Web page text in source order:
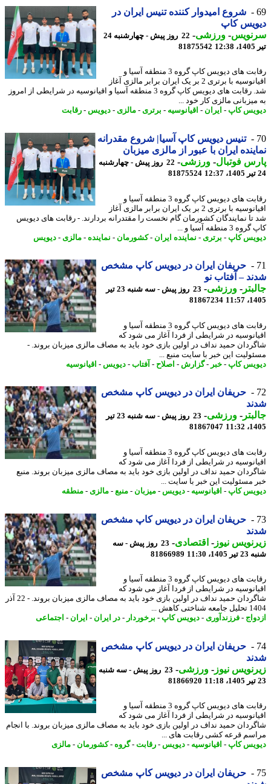
شروع امیدوار کننده تنیس ایران در
کاپ
-ورزشی-
22 روز پیش - چهارشنبه 24
81875542
رقابت های دیویس کاپ گروه 3 منطقه آسیا و
اقیانوسیه با برتری 2 بر یک ایران برابر مالزی آغاز
شد. رقابت های دیویس کاپ گروه 3 منطقه آسیا و اقیانوسیه در شرایطی از امروز
مالزی کار خود ...
کاپ -ایران - اقیانوسیه-برتری - مالزی- دیویس-رقابت
تنیس دیویس کاپ آسیا| شروع مقدرانه
ایران با عبور از مالزی میزبان
فوتبال-ورزشی-
22 روز پیش - چهارشنبه
81875524
رقابت های دیویس کاپ گروه 3 منطقه آسیا و
اقیانوسیه با برتری 2 بر یک ایران برابر مالزی آغاز
نمایندگان کشورمان گام نخست را مقتدرانه بردارند. - رقابت های دیویس
3 منطقه آسیا و ...
کاپ -برتری - نماینده ایران - کشورمان -نماینده-مالزی- دیویس
حریفان ایران در دیویس کاپ مشخص
– آفتاب نو
-ورزشی-
23 روز پیش - سه شنبه 23 تیر
81867234
رقابت های دیویس کاپ گروه 3 منطقه آسیا و
در شرایطی از فردا آغاز می شود که
حمید نداف در اولین بازی خود باید به مصاف مالزی میزبان بروند. -
این خبر با سایت منبع ...
کاپ -خبر-گزارش -اصلاح-آفتاب-دیویس-اقیانوسیه
حریفان ایران در دیویس کاپ مشخص
-ورزشی-
23 روز پیش - سه شنبه 23 تیر
81867047
رقابت های دیویس کاپ گروه 3 منطقه آسیا و
در شرایطی از فردا آغاز می شود که
حمید نداف در اولین بازی خود باید به مصاف مالزی میزبان بروند. منبع
مسئولیت این خبر با سایت ...
کاپ -اقیانوسیه-دیویس-میزبان-منبع -مالزی- منطقه
حریفان ایران در دیویس کاپ مشخص
نیوز-اقتصادی-
23 روز پیش - سه
11:30
81866989
رقابت های دیویس کاپ گروه 3 منطقه آسیا و
در شرایطی از فردا آغاز می شود که
شاگردان حمید نداف در اولین بازی خود باید به مصاف مالزی میزبان بروند. - 22 آذر
کاهش ...
-فرزندآوری - دیویس کاپ -برخوردار-در ایران - ایران - اجتماعی
حریفان ایران در دیویس کاپ مشخص
نیوز-ورزشی-
23 روز پیش - سه شنبه
81866920
رقابت های دیویس کاپ گروه 3 منطقه آسیا و
در شرایطی از فردا آغاز می شود که
حمید نداف در اولین بازی خود باید به مصاف مالزی میزبان بروند. با انجام
قرعه کشی رقابت های ...
کاپ -اقیانوسیه-دیویس-رقابت-گروه- کشورمان -مالزی
حریفان ایران در دیویس کاپ مشخص